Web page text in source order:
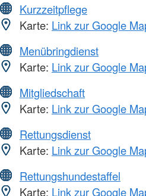
Kurzzeitpflege
Karte: Link zur Google
Menübringdienst
Karte: Link zur Google
Mitgliedschaft
Karte: Link zur Google
Rettungsdienst
Karte: Link zur Google
Rettungshundestaffel
Karte: Link zur Google